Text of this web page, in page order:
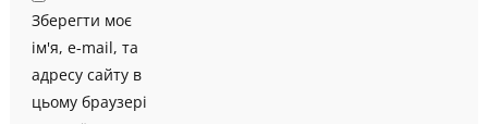
Зберегти моє
ім'я, e-mail, та
адресу сайту в
цьому браузері